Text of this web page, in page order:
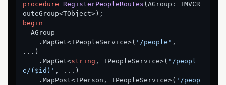
procedure
RegisterPeopleRoutes (AGroup: TMVCR
outeGroup<TObject>) ;
begin
    .MapGet<IPeopleService>(
'/people' ,
...)
    .MapGet<
string , IPeopleService>( '/peopl
e/($id)' , ...)
    .MapPost<TPerson, IPeopleService>(
'/peop